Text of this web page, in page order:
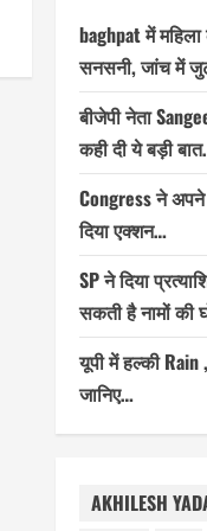
baghpat में
सनसनी, जांच में
बीजेपी नेता
कही दी ये बड़ी
Congress ने
दिया एक्शन…
SP ने दिया
सकती है नामों की
यूपी में हल्की
जानिए…
AKHILESH